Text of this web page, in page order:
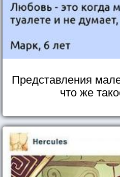
Представления
что же